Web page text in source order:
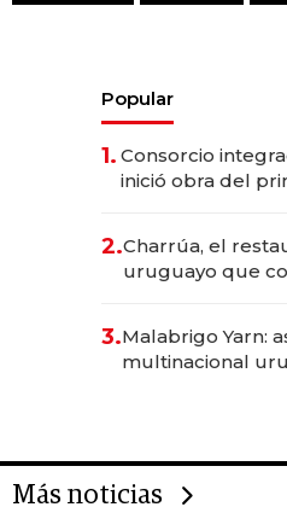
Popular
1. Consorcio
inició obra del
millones
2.Charrúa, el
uruguayo que
anticipación y
3.Malabrigo Yarn:
multinacional
Más noticias